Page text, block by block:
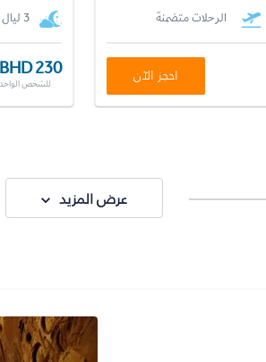
الرحلات متضمنة
احجز الآن
3 ليال
BHD 230
للشخص الواحد
عرض المزيد